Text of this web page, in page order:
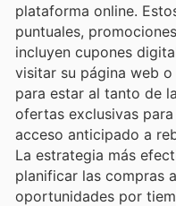
plataforma online.
puntuales,
incluyen cupones
visitar su página web
para estar al tanto de
ofertas exclusivas
acceso anticipado a
La estrategia más
planificar las compras
oportunidades por